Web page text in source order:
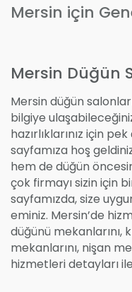
Mersin için
Mersin Düğün
Mersin düğün
bilgiye
hazırlıklarınız için
sayfamıza hoş
hem de düğün
çok firmayı sizin için
sayfamızda, size
eminiz. Mersin’de
düğünü mekanlarını,
mekanlarını, nişan
hizmetleri detayları